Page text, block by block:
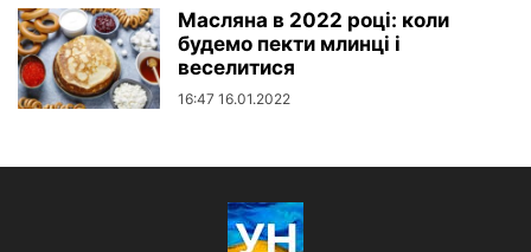
Масляна в 2022 році: коли
будемо пекти млинці і
веселитися
16:47 16.01.2022